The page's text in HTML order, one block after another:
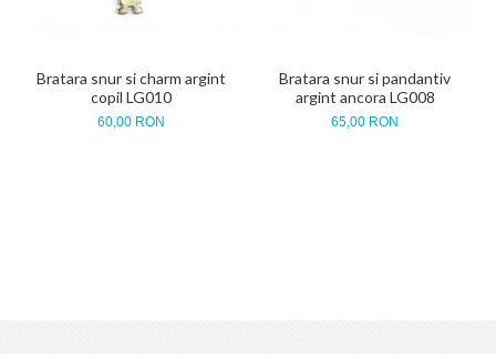
Bratara snur si charm argint
copil LG010
60,00 RON
Bratara snur si pandantiv
argint ancora LG008
65,00 RON